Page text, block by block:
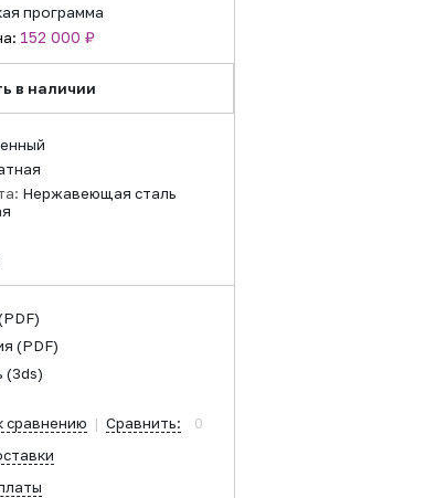
программа
152 000 ₽
в наличии
Нержавеющая сталь
(PDF)
(3ds)
сравнению | Сравнить:
0